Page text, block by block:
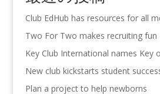
Club EdHub has resources for all
Two For Two makes recruiting fun
Key Club International names Key
New club kickstarts student
Plan a project to help newborns